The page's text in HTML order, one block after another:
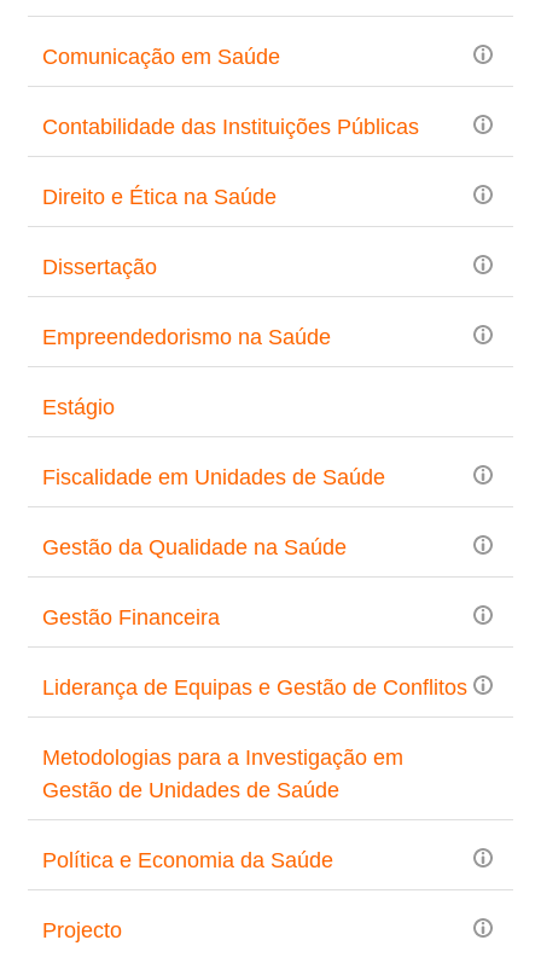
Comunicação em Saúde
Contabilidade das Instituições Públicas
Direito e Ética na Saúde
Dissertação
Empreendedorismo na Saúde
Estágio
Fiscalidade em Unidades de Saúde
Gestão da Qualidade na Saúde
Gestão Financeira
Liderança de Equipas e Gestão de Conflitos
Metodologias para a Investigação em
Gestão de Unidades de Saúde
Política e Economia da Saúde
Projecto